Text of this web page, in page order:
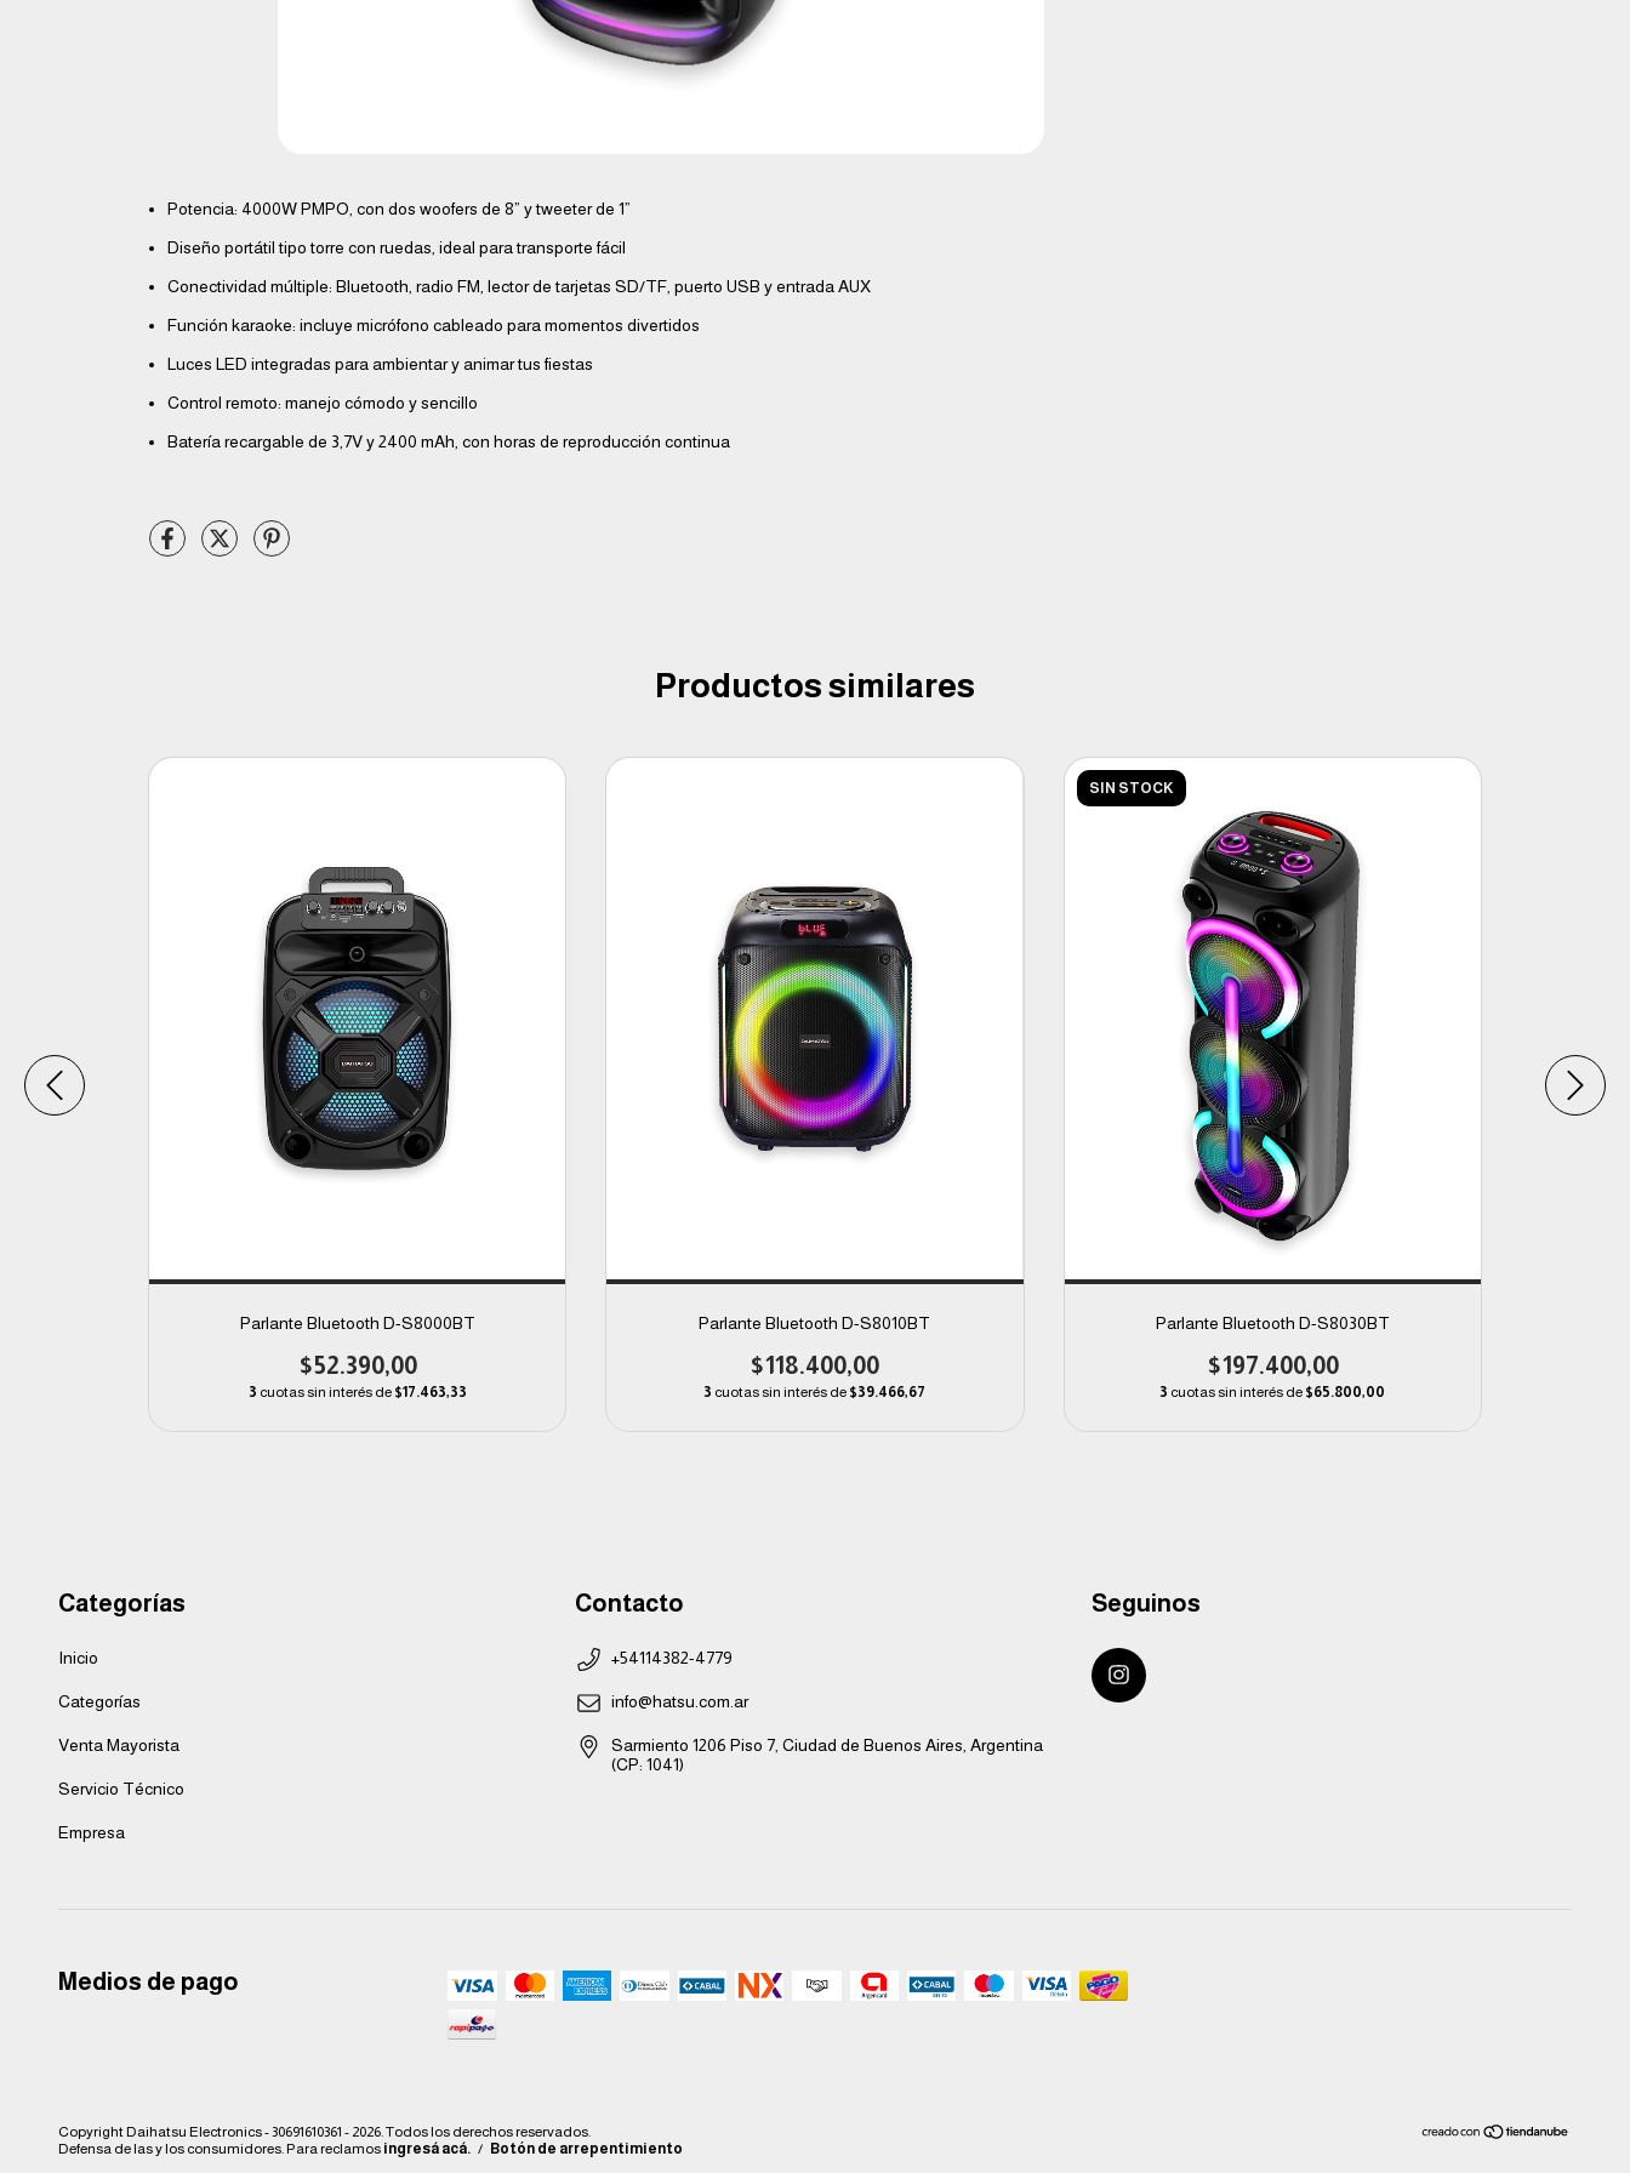
Potencia: 4000W PMPO, con dos woofers de 8” y tweeter de 1”
Diseño portátil tipo torre con ruedas, ideal para transporte fácil
Conectividad múltiple: Bluetooth, radio FM, lector de tarjetas SD/TF, puerto USB y entrada AUX
Función karaoke: incluye micrófono cableado para momentos divertidos
Luces LED integradas para ambientar y animar tus fiestas
Control remoto: manejo cómodo y sencillo
Batería recargable de 3,7V y 2400 mAh, con horas de reproducción continua
Productos similares
Parlante Bluetooth D-S8000BT
$52.390,00
3 cuotas sin interés de $17.463,33
Parlante Bluetooth D-S8010BT
$118.400,00
3 cuotas sin interés de $39.466,67
SIN STOCK
Parlante Bluetooth D-S8030BT
$197.400,00
3 cuotas sin interés de $65.800,00
Categorías
Inicio
Categorías
Venta Mayorista
Servicio Técnico
Empresa
Contacto
+54114382-4779
info@hatsu.com.ar
Sarmiento 1206 Piso 7, Ciudad de Buenos Aires, Argentina
(CP: 1041)
Seguinos
Medios de pago
Copyright Daihatsu Electronics - 30691610361 - 2026. Todos los derechos reservados.
Defensa de las y los consumidores. Para reclamos ingresá acá. / Botón de arrepentimiento